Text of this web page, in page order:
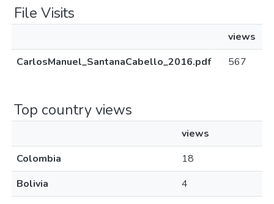
File Visits
views
CarlosManuel_SantanaCabello_2016.pdf
567
Top country views
views
Colombia
18
Bolivia
4